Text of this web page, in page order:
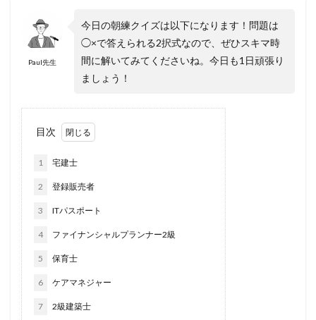
Paul先生
今日の朝練クイズは以下になります！問題は
◯×で答えられる2択式なので、ぜひスキマ時
間に解いてみてくださいね。今日も1日頑張り
ましょう！
目次
1 宅建士
2 登録販売者
3 ITパスポート
4 ファイナンシャルプランナー2級
5 保育士
6 ケアマネジャー
7 2級建築士